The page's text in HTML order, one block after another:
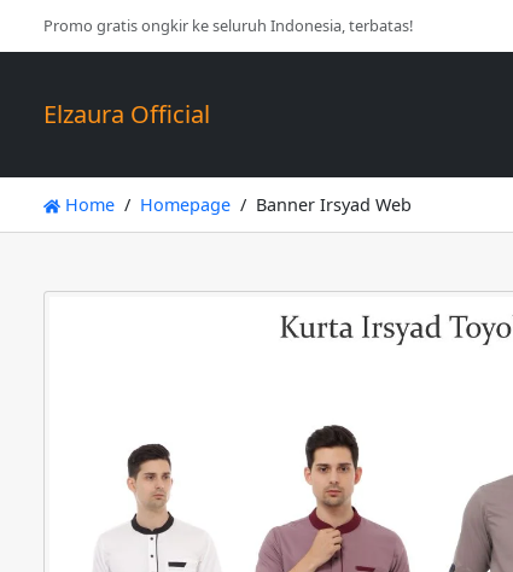
Promo gratis ongkir ke seluruh Indonesia, terbatas!
Elzaura Official
Home Homepage Banner Irsyad Web